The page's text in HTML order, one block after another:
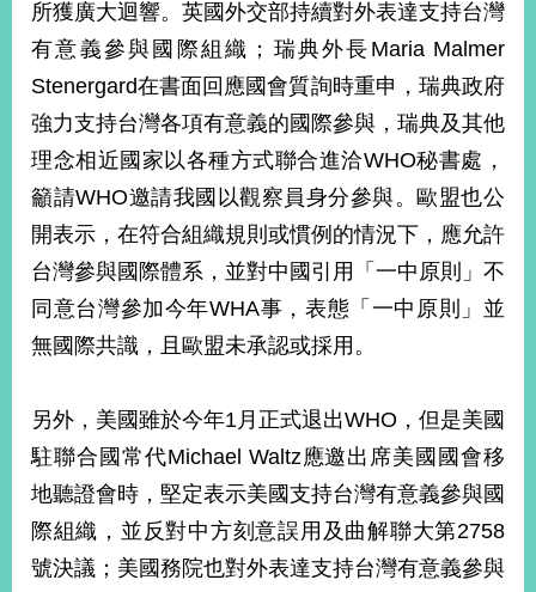
外
交
資
國
與
地
區
國
際
傳
政
府
資
訊
公
開
所獲廣大迴響。英國外交部持續對外表達支持台灣
有意義參與國際組織；瑞典外長Maria Malmer
Stenergard在書面回應國會質詢時重申，瑞典政府
強力支持台灣各項有意義的國際參與，瑞典及其他
理念相近國家以各種方式聯合進洽WHO秘書處，
籲請WHO邀請我國以觀察員身分參與。歐盟也公
開表示，在符合組織規則或慣例的情況下，應允許
台灣參與國際體系，並對中國引用「一中原則」不
同意台灣參加今年WHA事，表態「一中原則」並
無國際共識，且歐盟未承認或採用。
另外，美國雖於今年1月正式退出WHO，但是美國
駐聯合國常代Michael Waltz應邀出席美國國會移
地聽證會時，堅定表示美國支持台灣有意義參與國
際組織，並反對中方刻意誤用及曲解聯大第2758
號決議；美國務院也對外表達支持台灣有意義參與